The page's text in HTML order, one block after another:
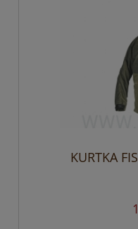
KURTKA